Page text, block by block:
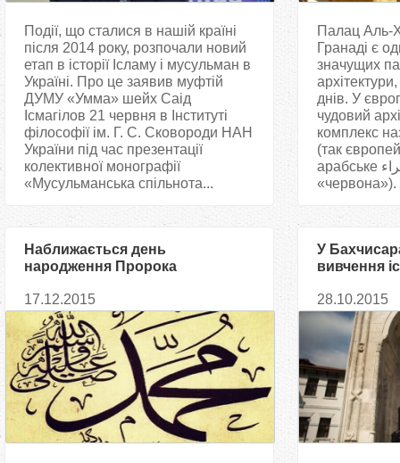
Події, що сталися в нашій країні
після 2014 року, розпочали новий
етап в історії Ісламу і мусульман в
Україні. Про це заявив муфтій
ДУМУ «Умма» шейх Саід
Ісмагілов 21 червня в Інституті
філософії ім. Г. С. Сковороди НАН
України під час презентації
колективної монографії
«Мусульманська спільнота...
Палац Аль-
Гранаді є
значущих
днів. У
чудовий
комплекс
(так
арабське الحمراء аль-хамра −
«червона»).
Наближається день
народження Пророка
17.12.2015
У
вивчення
28.10.2015